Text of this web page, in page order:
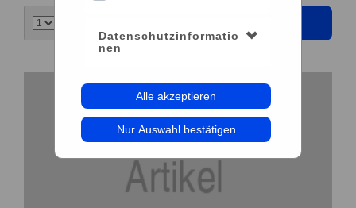
Datenschutzinformatio
nen
Alle akzeptieren
Nur Auswahl bestätigen